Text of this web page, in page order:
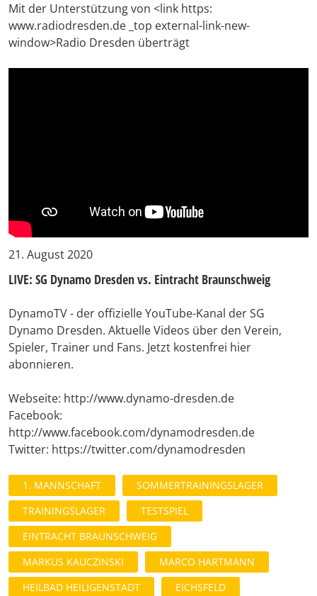
Mit der Unterstützung von <link https:
www.radiodresden.de _top external-link-new-
window>Radio Dresden überträgt
21. August 2020
LIVE: SG Dynamo Dresden vs. Eintracht Braunschweig
DynamoTV - der offizielle YouTube-Kanal der SG
Dynamo Dresden. Aktuelle Videos über den Verein,
Spieler, Trainer und Fans. Jetzt kostenfrei hier
abonnieren.
Webseite: http://www.dynamo-dresden.de
Facebook:
http://www.facebook.com/dynamodresden.de
Twitter: https://twitter.com/dynamodresden
1. MANNSCHAFT
SOMMERTRAININGSLAGER
TRAININGSLAGER
TESTSPIEL
EINTRACHT BRAUNSCHWEIG
MARKUS KAUCZINSKI
MARCO HARTMANN
HEILBAD HEILIGENSTADT
EICHSFELD